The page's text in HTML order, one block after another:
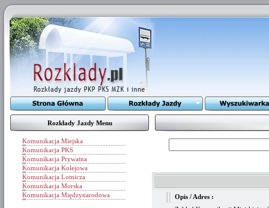
Rozkłady Jazdy Menu
Komunikacja Miejska
Komunikacja PKS
Komunikacja Prywatna
Komunikacja Kolejowa
Komunikacja Lotnicza
Komunikacja Morska
Komunikacja Międzynarodowa
Opis / Adres :